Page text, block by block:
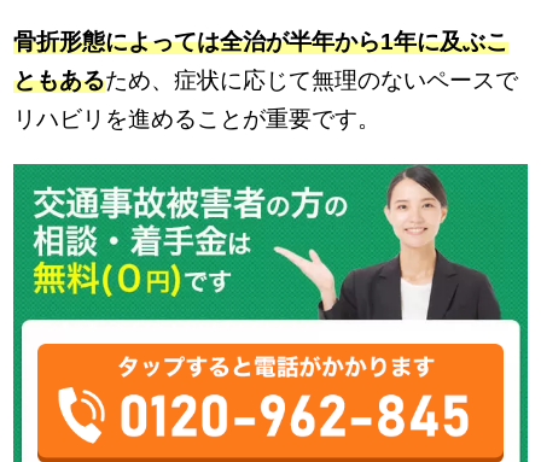
骨折形態によっては全治が半年から1年に及ぶこ
ともあるため、症状に応じて無理のないペースで
リハビリを進めることが重要です。